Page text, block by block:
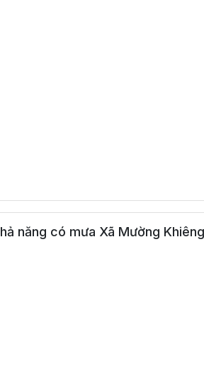
năng có mưa Xã Mường